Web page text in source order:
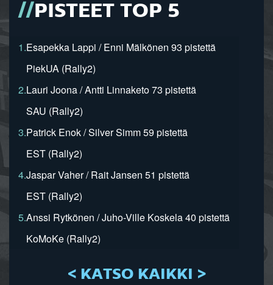
PISTEET TOP 5
1.Esapekka Lappi / Enni Mälkönen 93 pistettä
PiekUA (Rally2)
2.Lauri Joona / Antti Linnaketo 73 pistettä
SAU (Rally2)
3.Patrick Enok / Silver Simm 59 pistettä
EST (Rally2)
4.Jaspar Vaher / Rait Jansen 51 pistettä
EST (Rally2)
5.Anssi Rytkönen / Juho-Ville Koskela 40 pistettä
KoMoKe (Rally2)
< KATSO KAIKKI >